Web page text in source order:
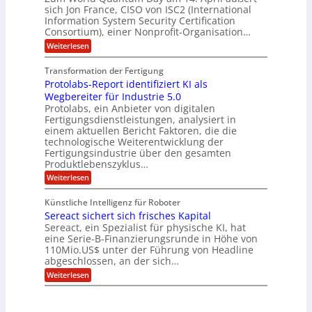
-
D
o
l
l
a
r
A
u
n
d
L
a
t
e
i
n
a
m
e
r
i
k
a
t
o
m
e
r
O
ff
c
e
o
m
p
e
t
e
n
z
n
t
r
u
m
f
ü
r
3
D
-
D
r
u
c
k
g
s
d
ä
m
p
e
f
ü
r
d
e
n
M
a
s
c
h
n
e
n
-
u
n
d
A
n
sich Jon France, CISO von ISC2 (International
Information System Security Certification
Consortium), einer Nonprofit-Organisation…
Weiterlesen:
P
s
t
q
u
a
n
t
e
n
k
r
y
p
t
o
g
r
a
f
i
e
:
f
Transformation der Fertigung
Protolabs-Report identifiziert KI als
Wegbereiter für Industrie 5.0
Protolabs, ein Anbieter von digitalen
Fertigungsdienstleistungen, analysiert in
einem aktuellen Bericht Faktoren, die die
technologische Weiterentwicklung der
Fertigungsindustrie über den gesamten
Produktlebenszyklus…
Weiterlesen:
P
o
t
o
l
a
b
s
-
R
Künstliche Intelligenz für Roboter
Sereact sichert sich frisches Kapital
Sereact, ein Spezialist für physische KI, hat
eine Serie-B-Finanzierungsrunde in Höhe von
110Mio.US$ unter der Führung von Headline
abgeschlossen, an der sich…
Weiterlesen:
S